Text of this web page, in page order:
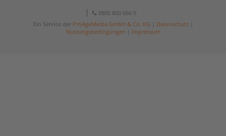
0800 800 666 0
Ein Service der ProAgeMedia GmbH & Co. KG Datenschutz|
Nutzungsbedingungen
Impressum